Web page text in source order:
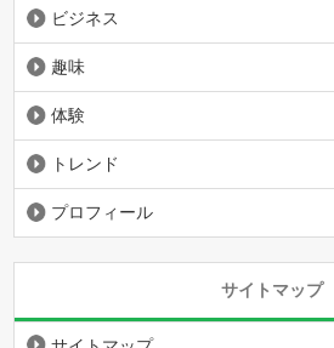
ビジネス
趣味
体験
トレンド
プロフィール
サイトマップ